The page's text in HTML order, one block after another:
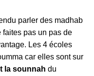
parler des madhab
faites pas un pas de
Les 4 écoles
car elles sont sur
la sounnah du